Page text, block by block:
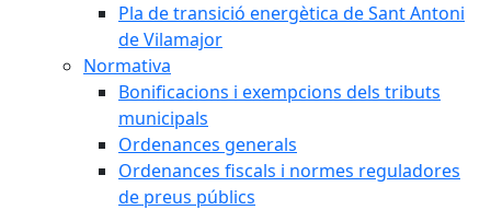
Pla de transició energètica de Sant Antoni
de Vilamajor
Normativa
Bonificacions i exempcions dels tributs
municipals
Ordenances generals
Ordenances fiscals i normes reguladores
de preus públics